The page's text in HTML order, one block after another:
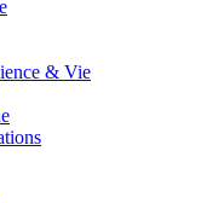
& Vie